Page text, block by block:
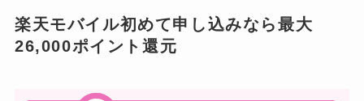
楽天モバイル初めて申し込みなら最大
26,000ポイント還元